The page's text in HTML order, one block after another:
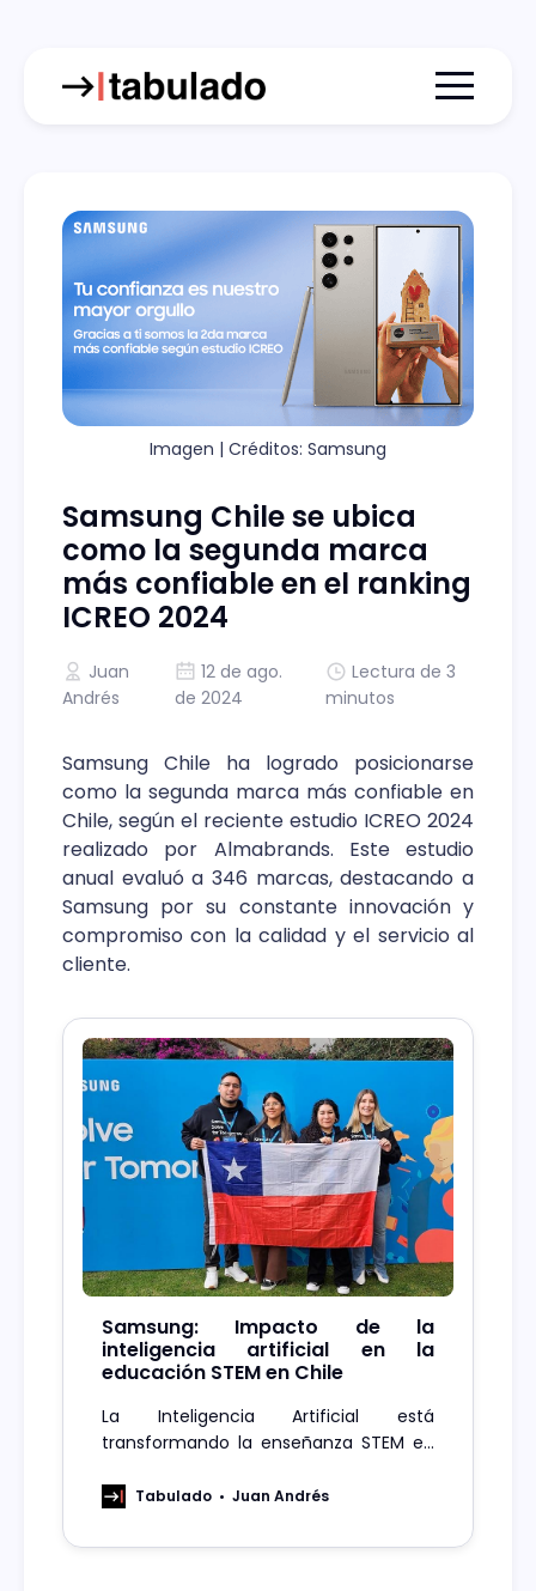
Menu
Imagen | Créditos: Samsung
Samsung Chile se ubica
como la segunda marca
más confiable en el ranking
ICREO 2024
Juan
Andrés
12 de ago.
de 2024
Lectura de 3
minutos
Samsung Chile ha logrado posicionarse
como la segunda marca más confiable en
Chile, según el reciente estudio ICREO 2024
realizado por Almabrands. Este estudio
anual evaluó a 346 marcas, destacando a
Samsung por su constante innovación y
compromiso con la calidad y el servicio al
cliente.
Samsung: Impacto de la
inteligencia artificial en la
educación STEM en Chile
La Inteligencia Artificial está
transformando la enseñanza STEM en
futuro digital y competitivo.
Tabulado Juan Andrés